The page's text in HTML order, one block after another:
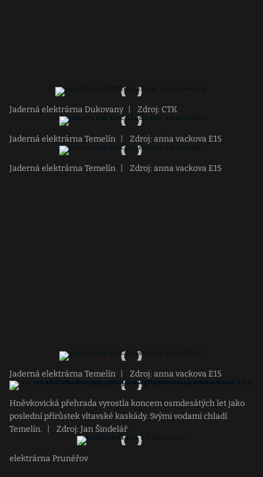
Jaderná elektrárna Dukovany Zdroj: CTK
Jaderná elektrárna Temelín Zdroj: anna vackova E15
Jaderná elektrárna Temelín Zdroj: anna vackova E15
Jaderná elektrárna Temelín Zdroj: anna vackova E15
Hněvkovická přehrada vyrostla koncem osmdesátých let jako
poslední přírůstek vltavské kaskády. Svými vodami chladí
Temelín.
Zdroj: Jan Šindelář
elektrárna Prunéřov